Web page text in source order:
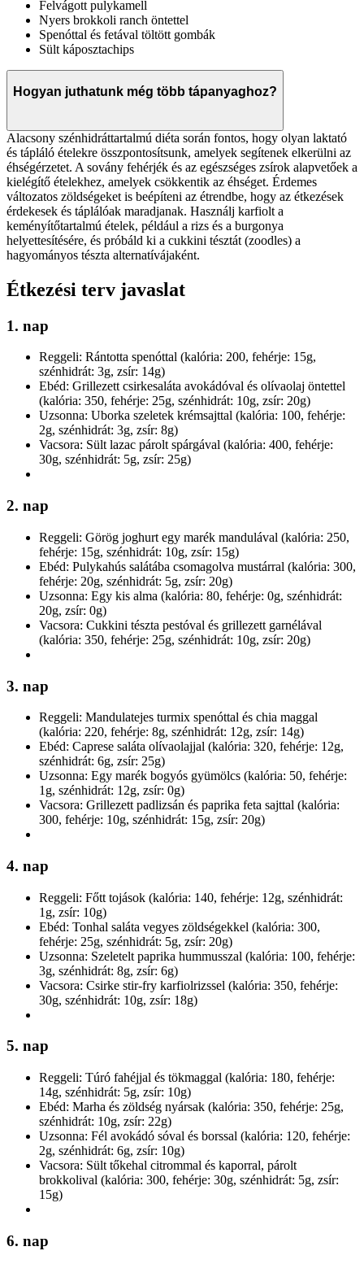
Felvágott pulykamell
Nyers brokkoli ranch öntettel
Spenóttal és fetával töltött gombák
Sült káposztachips
Hogyan juthatunk még több tápanyaghoz?
Alacsony szénhidráttartalmú diéta során fontos, hogy olyan laktató
és tápláló ételekre összpontosítsunk, amelyek segítenek elkerülni az
éhségérzetet. A sovány fehérjék és az egészséges zsírok alapvetőek a
kielégítő ételekhez, amelyek csökkentik az éhséget. Érdemes
változatos zöldségeket is beépíteni az étrendbe, hogy az étkezések
érdekesek és táplálóak maradjanak. Használj karfiolt a
keményítőtartalmú ételek, például a rizs és a burgonya
helyettesítésére, és próbáld ki a cukkini tésztát (zoodles) a
hagyományos tészta alternatívájaként.
Étkezési terv javaslat
1. nap
Reggeli: Rántotta spenóttal (kalória: 200, fehérje: 15g,
szénhidrát: 3g, zsír: 14g)
Ebéd: Grillezett csirkesaláta avokádóval és olívaolaj öntettel
(kalória: 350, fehérje: 25g, szénhidrát: 10g, zsír: 20g)
Uzsonna: Uborka szeletek krémsajttal (kalória: 100, fehérje:
2g, szénhidrát: 3g, zsír: 8g)
Vacsora: Sült lazac párolt spárgával (kalória: 400, fehérje:
30g, szénhidrát: 5g, zsír: 25g)
2. nap
Reggeli: Görög joghurt egy marék mandulával (kalória: 250,
fehérje: 15g, szénhidrát: 10g, zsír: 15g)
Ebéd: Pulykahús salátába csomagolva mustárral (kalória: 300,
fehérje: 20g, szénhidrát: 5g, zsír: 20g)
Uzsonna: Egy kis alma (kalória: 80, fehérje: 0g, szénhidrát:
20g, zsír: 0g)
Vacsora: Cukkini tészta pestóval és grillezett garnélával
(kalória: 350, fehérje: 25g, szénhidrát: 10g, zsír: 20g)
3. nap
Reggeli: Mandulatejes turmix spenóttal és chia maggal
(kalória: 220, fehérje: 8g, szénhidrát: 12g, zsír: 14g)
Ebéd: Caprese saláta olívaolajjal (kalória: 320, fehérje: 12g,
szénhidrát: 6g, zsír: 25g)
Uzsonna: Egy marék bogyós gyümölcs (kalória: 50, fehérje:
1g, szénhidrát: 12g, zsír: 0g)
Vacsora: Grillezett padlizsán és paprika feta sajttal (kalória:
300, fehérje: 10g, szénhidrát: 15g, zsír: 20g)
4. nap
Reggeli: Főtt tojások (kalória: 140, fehérje: 12g, szénhidrát:
1g, zsír: 10g)
Ebéd: Tonhal saláta vegyes zöldségekkel (kalória: 300,
fehérje: 25g, szénhidrát: 5g, zsír: 20g)
Uzsonna: Szeletelt paprika hummusszal (kalória: 100, fehérje:
3g, szénhidrát: 8g, zsír: 6g)
Vacsora: Csirke stir-fry karfiolrizssel (kalória: 350, fehérje:
30g, szénhidrát: 10g, zsír: 18g)
5. nap
Reggeli: Túró fahéjjal és tökmaggal (kalória: 180, fehérje:
14g, szénhidrát: 5g, zsír: 10g)
Ebéd: Marha és zöldség nyársak (kalória: 350, fehérje: 25g,
szénhidrát: 10g, zsír: 22g)
Uzsonna: Fél avokádó sóval és borssal (kalória: 120, fehérje:
2g, szénhidrát: 6g, zsír: 10g)
Vacsora: Sült tőkehal citrommal és kaporral, párolt
brokkolival (kalória: 300, fehérje: 30g, szénhidrát: 5g, zsír:
15g)
6. nap